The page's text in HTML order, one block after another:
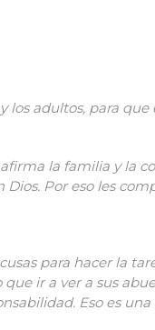
adultos, para
la familia y la
Por eso les
para hacer la
ir a ver a sus
Eso es